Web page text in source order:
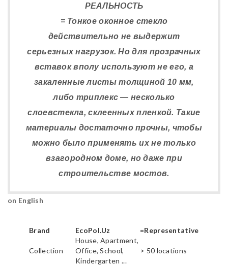
РЕАЛЬНОСТЬ
= Тонкое оконное стекло
действительно не выдержит
серьезных нагрузок. Но для прозрачных
вставок вполу используют не его, а
закаленные листы толщиной 10 мм,
либо триплекс — несколько
слоевстекла, склеенных пленкой. Такие
материалы достаточно прочны, чтобы
можно было применять их не только
взагородном доме, но даже при
строительстве мостов.
on English
Brand EcoPol.Uz =Representative
Collection
House, Apartment,
Office, School,
Kindergarten ...
> 50 locations